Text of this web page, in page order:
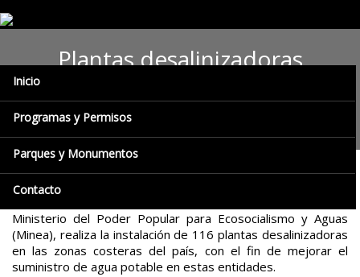
Inicio
Programas y Permisos
Parques y Monumentos
Contacto
Plantas desalinizadoras
benefician a las comunidades
del eje costero del país
Prensa Ecosocialismo y Aguas (Minea) / Caracas,
Ministerio del Poder Popular para Ecosocialismo y Aguas
(Minea), realiza la instalación de 116 plantas desalinizadoras
en las zonas costeras del país, con el fin de mejorar el
suministro de agua potable en estas entidades.